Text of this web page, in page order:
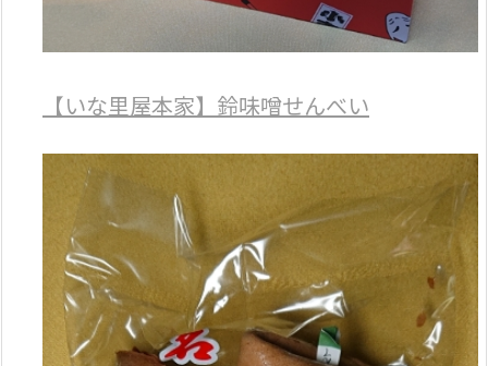
【いな里屋本家】鈴味噌せんべい